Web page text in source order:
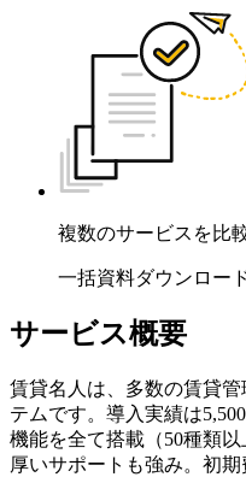
複数のサービスを比
一括資料ダウンロー
サービス概要
賃貸名人は、多数の賃貸
テムです。導入実績は
機能を全て搭載（50種類
厚いサポートも強み。初